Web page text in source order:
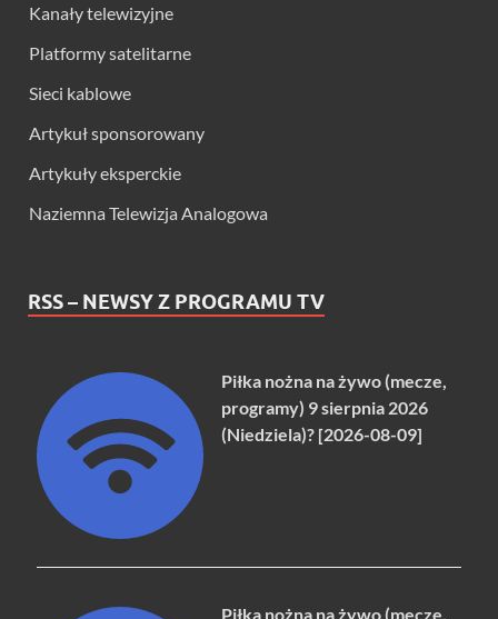
Kanały telewizyjne
Platformy satelitarne
Sieci kablowe
Artykuł sponsorowany
Artykuły eksperckie
Naziemna Telewizja Analogowa
RSS – NEWSY Z PROGRAMU TV
Piłka nożna na żywo (mecze,
programy) 9 sierpnia 2026
(Niedziela)? [2026-08-09]
Piłka nożna na żywo (mecze,